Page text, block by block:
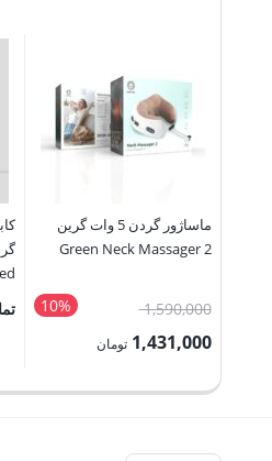
ماساژور گردن 5 وات گرین
Green Neck Massager 2
10% 1,590,000قیمت
اصلی:
بود.
1,431,000 تومان